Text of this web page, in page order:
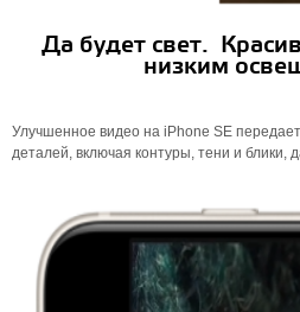
Да будет свет.
низким
Улучшенное видео на iPhone SE
деталей, включая контуры, тени и блики,